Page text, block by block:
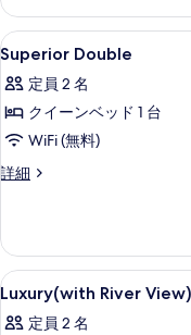
テ
ィ
ブ
ブ
ル
ー
ム
ハ
ー
ュ
ー
の
Superior
Double
の
す
べ
て
真
を
表
6
Superior Double
定員 2 名
クイーンベッド 1 台
WiFi (無料)
詳細
Superior
細
Luxury(with
River
3
Luxury(with River
定員 2 名